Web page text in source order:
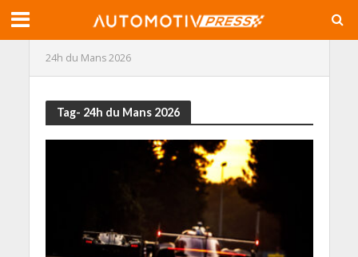
24h du Mans 2026
Tag- 24h du Mans 2026